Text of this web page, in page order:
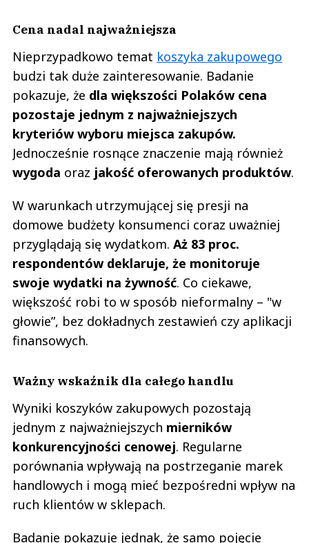
Cena nadal najważniejsza
Nieprzypadkowo temat koszyka zakupowego
budzi tak duże zainteresowanie. Badanie
pokazuje, że dla większości Polaków cena
pozostaje jednym z najważniejszych
kryteriów wyboru miejsca zakupów.
Jednocześnie rosnące znaczenie mają również
wygoda oraz jakość oferowanych produktów.
W warunkach utrzymującej się presji na
domowe budżety konsumenci coraz uważniej
przyglądają się wydatkom. Aż 83 proc.
respondentów deklaruje, że monitoruje
swoje wydatki na żywność. Co ciekawe,
większość robi to w sposób nieformalny – "w
głowie”, bez dokładnych zestawień czy aplikacji
finansowych.
Ważny wskaźnik dla całego handlu
Wyniki koszyków zakupowych pozostają
jednym z najważniejszych mierników
konkurencyjności cenowej. Regularne
porównania wpływają na postrzeganie marek
handlowych i mogą mieć bezpośredni wpływ na
ruch klientów w sklepach.
Badanie pokazuje jednak, że samo pojęcie